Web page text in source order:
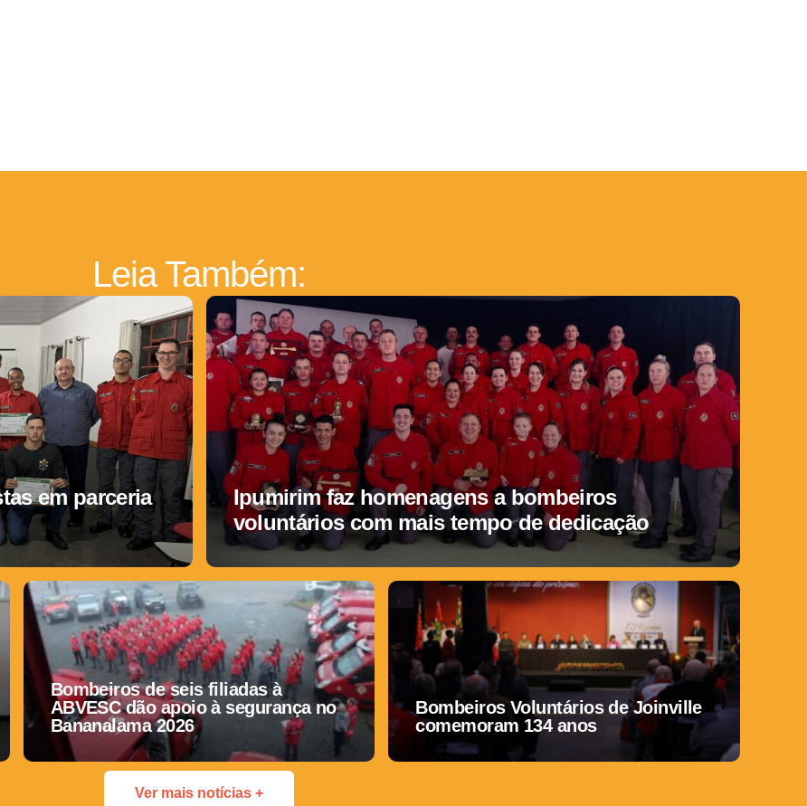
Leia Também:
em parceria
Ipumirim faz homenagens a bombeiros
voluntários com mais tempo de dedicação
Bombeiros de seis filiadas à
ABVESC dão apoio à segurança no
Bananalama 2026
Bombeiros Voluntários de Joinville
comemoram 134 anos
Ver mais notícias +